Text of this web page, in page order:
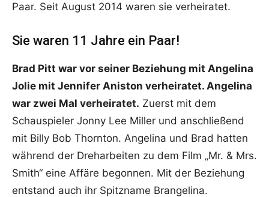
Paar. Seit August 2014 waren sie verheiratet.
Sie waren 11 Jahre ein Paar!
Brad Pitt war vor seiner Beziehung mit Angelina
Jolie mit Jennifer Aniston verheiratet. Angelina
war zwei Mal verheiratet. Zuerst mit dem
Schauspieler Jonny Lee Miller und anschließend
mit Billy Bob Thornton. Angelina und Brad hatten
während der Dreharbeiten zu dem Film „Mr. & Mrs.
Smith“ eine Affäre begonnen. Mit der Beziehung
entstand auch ihr Spitzname Brangelina.